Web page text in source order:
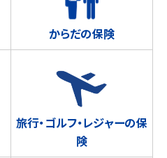
からだの保険
旅行・ゴルフ・レジャーの保
険